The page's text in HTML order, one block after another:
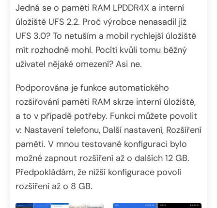
Jedná se o paměti RAM LPDDR4X a interní
úložiště UFS 2.2. Proč výrobce nenasadil již
UFS 3.0? To netuším a mobil rychlejší úložiště
mít rozhodně mohl. Pocítí kvůli tomu běžný
uživatel nějaké omezení? Asi ne.
Podporována je funkce automatického
rozšiřování paměti RAM skrze interní úložiště,
a to v případě potřeby. Funkci můžete povolit
v: Nastavení telefonu, Další nastavení, Rozšíření
paměti. V mnou testované konfiguraci bylo
možné zapnout rozšíření až o dalších 12 GB.
Předpokládám, že nižší konfigurace povolí
rozšíření až o 8 GB.